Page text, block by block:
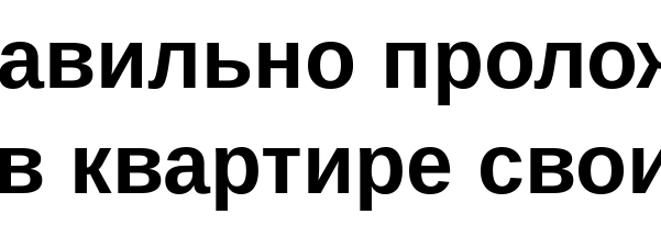
квартире